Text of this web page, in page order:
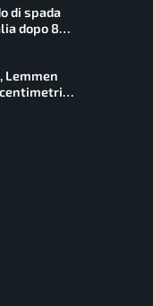
di spada
dopo 8
“Il
Lemmen
e